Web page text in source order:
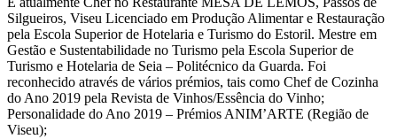
Silgueiros, Viseu Licenciado em Produção Alimentar e Restauração
pela Escola Superior de Hotelaria e Turismo do Estoril. Mestre em
Gestão e Sustentabilidade no Turismo pela Escola Superior de
Turismo e Hotelaria de Seia – Politécnico da Guarda. Foi
reconhecido através de vários prémios, tais como Chef de Cozinha
do Ano 2019 pela Revista de Vinhos/Essência do Vinho;
Personalidade do Ano 2019 – Prémios ANIM’ARTE (Região de
Viseu);